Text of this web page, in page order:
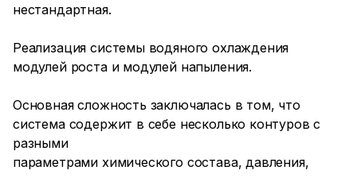
нестандартная.
Реализация системы водяного охлаждения
модулей роста и модулей напыления.
Основная сложность заключалась в том, что
система содержит в себе несколько контуров с
разными
параметрами химического состава, давления,